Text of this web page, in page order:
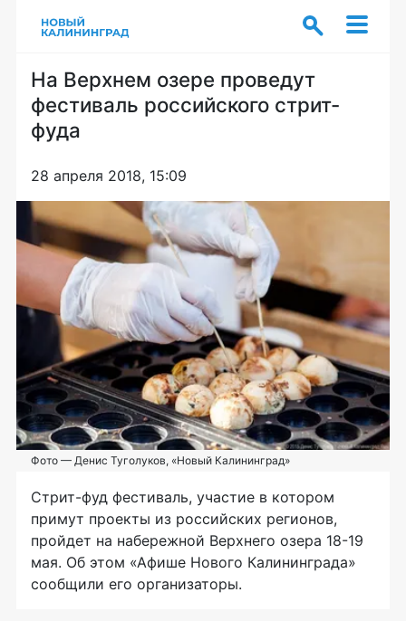
На Верхнем озере проведут
фестиваль российского стрит-
фуда
28 апреля 2018, 15:09
Фото — Денис Туголуков, «Новый Калининград»
Стрит-фуд фестиваль, участие в котором
примут проекты из российских регионов,
пройдет на набережной Верхнего озера 18-19
мая. Об этом «Афише Нового Калининграда»
сообщили его организаторы.